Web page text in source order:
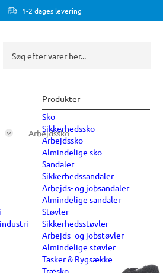
1-2 dages levering
Produkter
Sko
Sikkerhedssko
Arbejdssko
Almindelige sko
Sandaler
Sikkerhedssandaler
Arbejds- og jobsandaler
Almindelige sandaler
Støvler
Sikkerhedsstøvler
Arbejds- og jobstøvler
Almindelige støvler
Tasker & Rygsække
Træsko
Arbejdssko